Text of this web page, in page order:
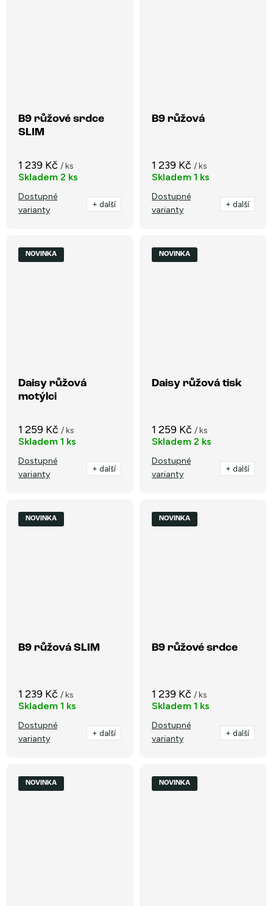
B9 růžové srdce
SLIM
1 239 Kč / ks
Skladem 2 ks
Dostupné
varianty
+ další
B9 růžová
1 239 Kč / ks
Skladem 1 ks
Dostupné
varianty
+ další
NOVINKA
Daisy růžová
motýlci
1 259 Kč / ks
Skladem 1 ks
Dostupné
varianty
+ další
NOVINKA
Daisy růžová tisk
1 259 Kč / ks
Skladem 2 ks
Dostupné
varianty
+ další
NOVINKA
B9 růžová SLIM
1 239 Kč / ks
Skladem 1 ks
Dostupné
varianty
+ další
NOVINKA
B9 růžové srdce
1 239 Kč / ks
Skladem 1 ks
Dostupné
varianty
+ další
NOVINKA NOVINKA